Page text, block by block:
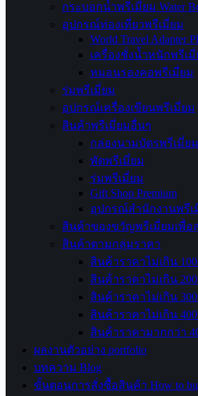
กระบอกน้ำพรีเมี่ยม Water
อุปกรณ์ท่องเที่ยวพรีเมี่ยม
World Travel Adapter
เครื่องชั่งน้ำหนักพรีเมี่
หมอนรองคอพรีเมี่ยม
ร่มพรีเมี่ยม
อุปกรณ์เครื่องเขียนพรีเมี่ยม
สินค้าพรีเมี่ยมอื่นๆ
กล่องนามบัตรพรีเมี่ยม
พัดพรีเมี่ยม
ร่มพรีเมี่ยม
Gift Shop Premium
อุปกรณ์สำนักงานพรีเ
สินค้าของขวัญพรีเมี่ยมเพื่อ
สินค้าตามกลุ่มราคา
สินค้าราคาไม่เกิน
สินค้าราคาไม่เกิน
สินค้าราคาไม่เกิน
สินค้าราคาไม่เกิน
สินค้าราคามากกว่า
ผลงานตัวอย่าง portfolio
บทความ Blog
ขั้นตอนการสั่งซื้อสินค้า How to